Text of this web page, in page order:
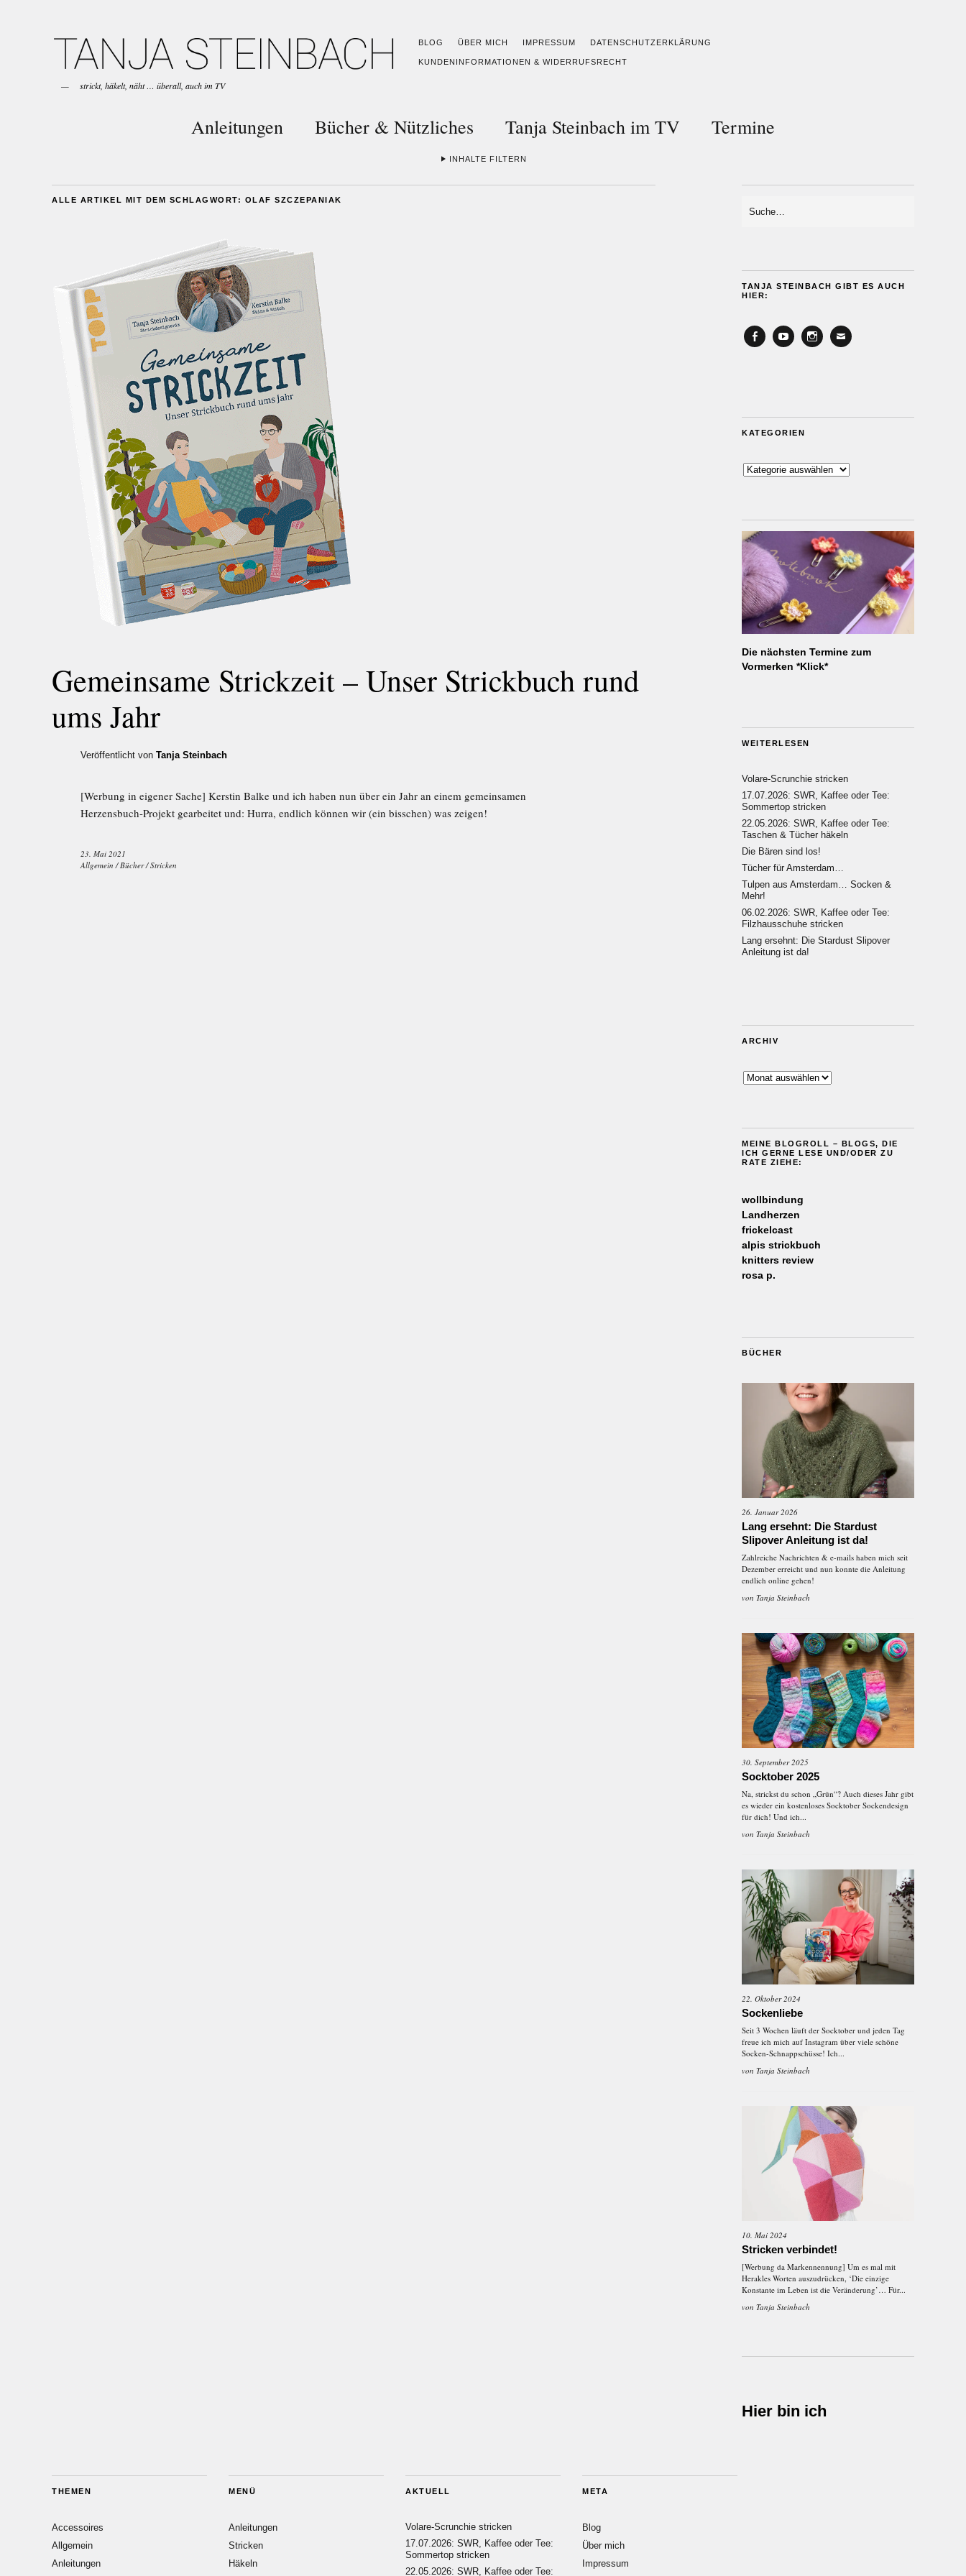
BLOG ÜBER MICH IMPRESSUM DATENSCHUTZERKLÄRUNG
KUNDENINFORMATIONEN & WIDERRUFSRECHT
strickt, häkelt, näht … überall, auch im TV
Anleitungen Bücher & Nützliches Tanja Steinbach im TV Termine
INHALTE FILTERN
ALLE ARTIKEL MIT DEM SCHLAGWORT: OLAF SZCZEPANIAK
Gemeinsame Strickzeit – Unser Strickbuch rund
ums Jahr
Veröffentlicht von Tanja Steinbach
[Werbung in eigener Sache] Kerstin Balke und ich haben nun über ein Jahr an einem gemeinsamen
Herzensbuch-Projekt gearbeitet und: Hurra, endlich können wir (ein bisschen) was zeigen!
23. Mai 2021
Allgemein / Bücher/Stricken
TANJA STEINBACH GIBT ES AUCH
HIER:
KATEGORIEN
Kategorien
Die nächsten Termine zum
Vormerken *Klick*
WEITERLESEN
Volare-Scrunchie stricken
17.07.2026: SWR, Kaffee oder Tee:
Sommertop stricken
22.05.2026: SWR, Kaffee oder Tee:
Taschen & Tücher häkeln
Die Bären sind los!
Tücher für Amsterdam…
Tulpen aus Amsterdam… Socken &
Mehr!
06.02.2026: SWR, Kaffee oder Tee:
Filzhausschuhe stricken
Lang ersehnt: Die Stardust Slipover
Anleitung ist da!
ARCHIV
Archiv
MEINE BLOGROLL – BLOGS, DIE
ICH GERNE LESE UND/ODER ZU
RATE ZIEHE:
wollbindung
Landherzen
frickelcast
alpis strickbuch
knitters review
rosa p.
BÜCHER
26. Januar 2026
Lang ersehnt: Die Stardust
Slipover Anleitung ist da!
Zahlreiche Nachrichten & e-mails haben mich seit
Dezember erreicht und nun konnte die Anleitung
endlich online gehen!
von Tanja Steinbach
30. September 2025
Socktober 2025
Na, strickst du schon „Grün“? Auch dieses Jahr gibt
es wieder ein kostenloses Socktober Sockendesign
für dich! Und ich...
von Tanja Steinbach
22. Oktober 2024
Sockenliebe
Seit 3 Wochen läuft der Socktober und jeden Tag
freue ich mich auf Instagram über viele schöne
Socken-Schnappschüsse! Ich...
von Tanja Steinbach
10. Mai 2024
Stricken verbindet!
[Werbung da Markennennung] Um es mal mit
Herakles Worten auszudrücken, ‘Die einzige
Konstante im Leben ist die Veränderung’… Für...
von Tanja Steinbach
Hier bin ich
THEMEN
Accessoires
Allgemein
Anleitungen
MENÜ
Anleitungen
Stricken
Häkeln
AKTUELL
Volare-Scrunchie stricken
17.07.2026: SWR, Kaffee oder Tee:
Sommertop stricken
22.05.2026: SWR, Kaffee oder Tee:
META
Blog
Über mich
Impressum